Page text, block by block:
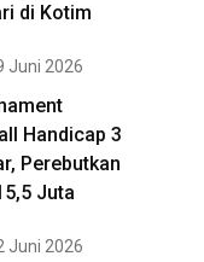
di Kotim
Juni 2026
Handicap 3
Perebutkan
Juta
Juni 2026